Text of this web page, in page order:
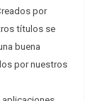
por
títulos se
buena
por nuestros